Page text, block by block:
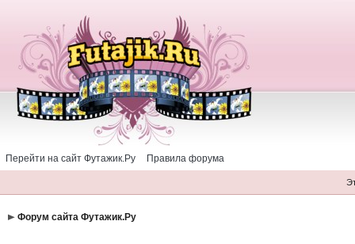
Перейти на сайт Футажик.Ру Правила форума
Форум сайта Футажик.Ру